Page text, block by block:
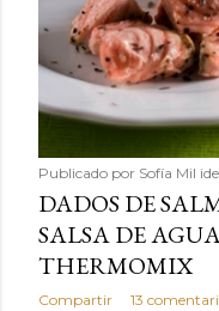
Publicado por Sofía Mil
DADOS DE
SALSA DE
THERMOMIX
Compartir 13